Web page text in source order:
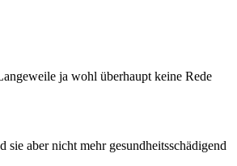
ja wohl überhaupt keine Rede
aber nicht mehr gesundheitsschädigend